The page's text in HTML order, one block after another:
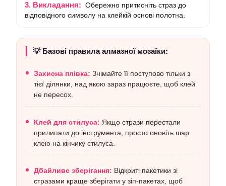
3. Викладання: Обережно притисніть страз до
відповідного символу на клейкій основі полотна.
💡 Базові правила алмазної мозаїки:
Захисна плівка: Знімайте її поступово тільки з
тієї ділянки, над якою зараз працюєте, щоб клей
не пересох.
Клей для стилуса: Якщо стрази перестали
прилипати до інструмента, просто оновіть шар
клею на кінчику стилуса.
Дбайливе зберігання: Відкриті пакетики зі
стразами краще зберігати у зіп-пакетах, щоб